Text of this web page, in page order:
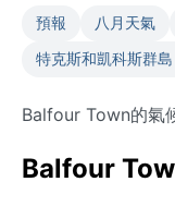
預報 八月天氣
特克斯和凱科斯群
Balfour Town的氣
Balfour